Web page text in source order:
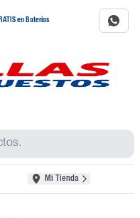
en Baterías
Mi Tienda